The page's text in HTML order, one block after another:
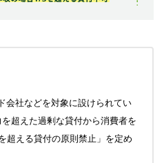
会社などを対象に設けられてい
超えた過剰な貸付から消費者を
超える貸付の原則禁止」を定め